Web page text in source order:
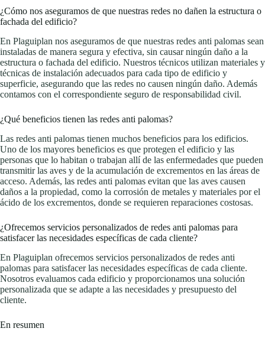
¿Cómo nos aseguramos de que nuestras redes no dañen la estructura o
fachada del edificio?
En Plaguiplan nos aseguramos de que nuestras redes anti palomas sean
instaladas de manera segura y efectiva, sin causar ningún daño a la
estructura o fachada del edificio. Nuestros técnicos utilizan materiales y
técnicas de instalación adecuados para cada tipo de edificio y
superficie, asegurando que las redes no causen ningún daño. Además
contamos con el correspondiente seguro de responsabilidad civil.
¿Qué beneficios tienen las redes anti palomas?
Las redes anti palomas tienen muchos beneficios para los edificios.
Uno de los mayores beneficios es que protegen el edificio y las
personas que lo habitan o trabajan allí de las enfermedades que pueden
transmitir las aves y de la acumulación de excrementos en las áreas de
acceso. Además, las redes anti palomas evitan que las aves causen
daños a la propiedad, como la corrosión de metales y materiales por el
ácido de los excrementos, donde se requieren reparaciones costosas.
¿Ofrecemos servicios personalizados de redes anti palomas para
satisfacer las necesidades específicas de cada cliente?
En Plaguiplan ofrecemos servicios personalizados de redes anti
palomas para satisfacer las necesidades específicas de cada cliente.
Nosotros evaluamos cada edificio y proporcionamos una solución
personalizada que se adapte a las necesidades y presupuesto del
cliente.
En resumen